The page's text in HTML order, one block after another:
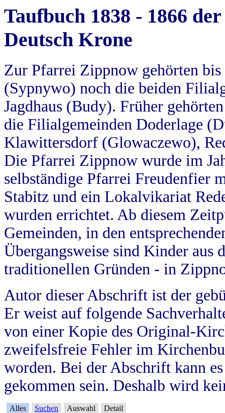
Taufbuch 1838 - 1866
Deutsch Krone
Zur Pfarrei Zippnow gehörten
(Sypnywo) noch die beiden
Jagdhaus (Budy). Früher
die Filialgemeinden Doderlage
Klawittersdorf (Glowaczewo),
Die Pfarrei Zippnow wurde im
selbständige Pfarrei Freudenfier
Stabitz und ein Lokalvikariat
wurden errichtet. Ab diesem
Gemeinden, in den
Übergangsweise sind Kinder aus
traditionellen Gründen - in
Autor dieser Abschrift ist der
Er weist auf folgende
von einer Kopie des Original-
zweifelsfreie Fehler im
worden. Bei der Abschrift kann
gekommen sein. Deshalb wird
Alles Suchen Auswahl Detail